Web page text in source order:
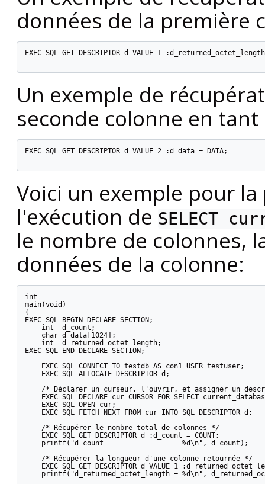
données de la première
EXEC SQL GET DESCRIPTOR d VALUE 1 :d_returned_octet_length =
Un exemple de
seconde colonne en
EXEC SQL GET DESCRIPTOR d VALUE 2 :d_data = DATA;
Voici un exemple pour
l'exécution de SELECT
le nombre de colonnes,
données de la colonne:
int
main(void)
{
EXEC SQL BEGIN DECLARE SECTION;
    int  d_count;
    char d_data[1024];
    int  d_returned_octet_length;
EXEC SQL END DECLARE SECTION;
    EXEC SQL CONNECT TO testdb AS con1 USER testuser;
    EXEC SQL ALLOCATE DESCRIPTOR d;
/* Déclarer un curseur, l'ouvrir, et assigner un
EXEC SQL DECLARE cur CURSOR FOR SELECT
    EXEC SQL OPEN cur;
    EXEC SQL FETCH NEXT FROM cur INTO SQL DESCRIPTOR d;
    /* Récupérer le nombre total de colonnes */
    EXEC SQL GET DESCRIPTOR d :d_count = COUNT;
    printf("d_count                 = %d\n", d_count);
    /* Récupérer la longueur d'une colonne retournée */
EXEC SQL GET DESCRIPTOR d VALUE 1
printf("d_returned_octet_length = %d\n",